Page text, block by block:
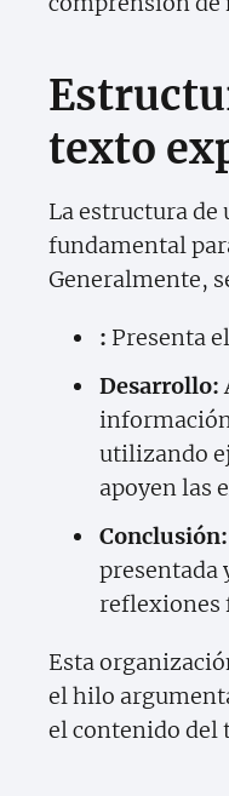
texto
La estructura
fundamental
Generalmente,
: Presenta
Desarrollo:
utilizando
apoyen las
Conclusión:
presentada
reflexiones
Esta
el hilo
el contenido del